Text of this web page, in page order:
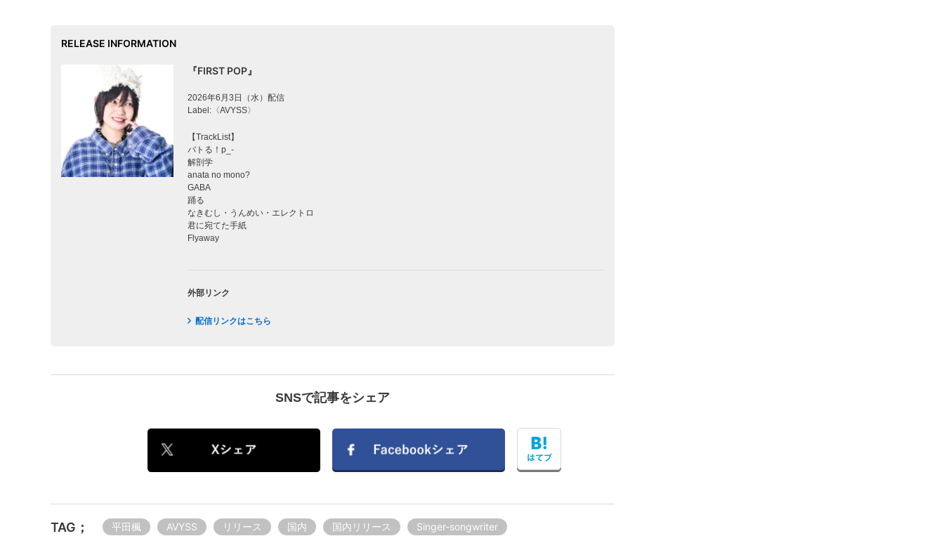
RELEASE INFORMATION
『FIRST POP』
2026年6月3日（水）配信
Label:〈AVYSS〉
【TrackList】
バトる！p_-
解剖学
anata no mono?
GABA
踊る
なきむし・うんめい・エレクトロ
君に宛てた手紙
Flyaway
外部リンク
配信リンクはこちら
SNSで記事をシェア
TAG； 平田楓 AVYSS リリース 国内 国内リリース Singer-songwriter